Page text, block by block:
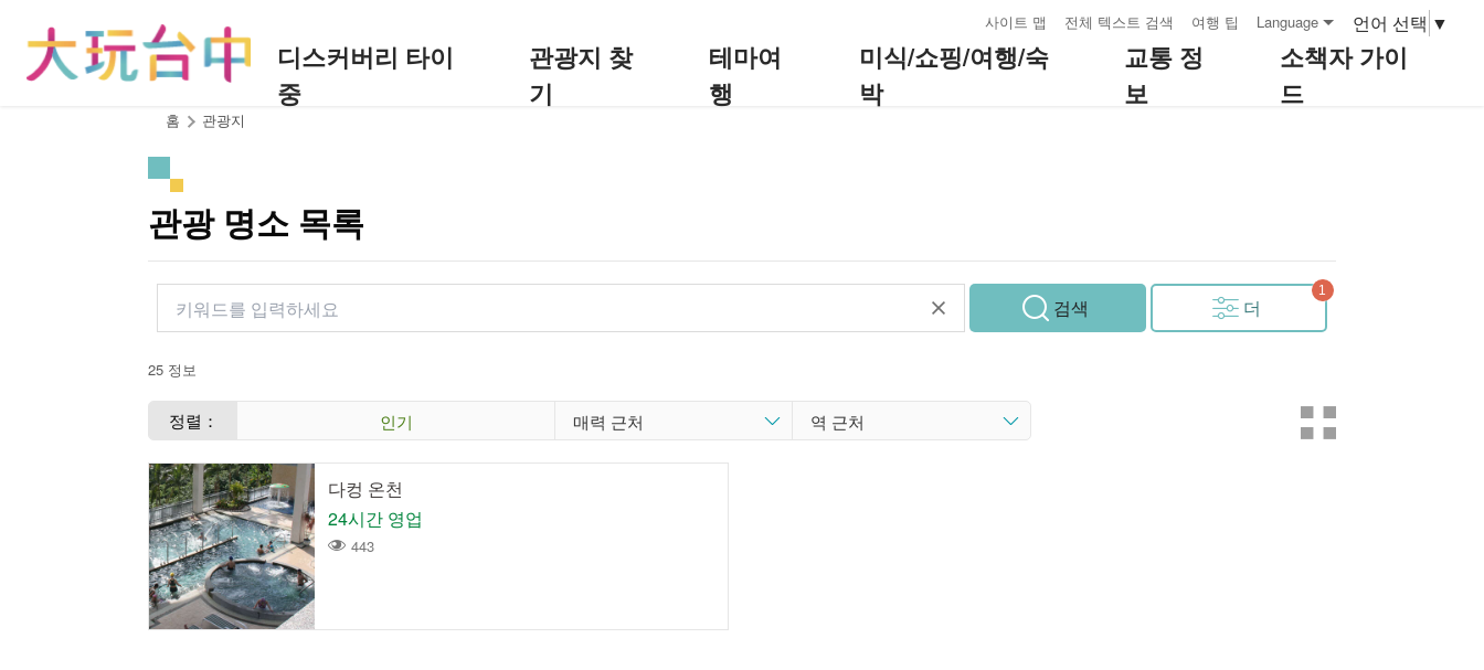
사이트 맵 전체 텍스트 검색 여행 팁 Language 언어 선택 ▼
디스커버리 타이
중
관광지 찾
기
테마여
행
미식/쇼핑/여행/숙
박
교통 정
보
소책자 가이
드
홈 관광지
관광 명소 목록
검색 더
25 정보
정렬： 인기
다컹 온천
24시간 영업
443